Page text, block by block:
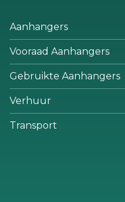
Aanhangers
Vooraad Aanhangers
Gebruikte Aanhangers
Verhuur
Transport